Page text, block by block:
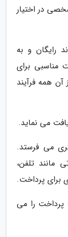
در اختیار
رایگان و به
مناسبی برای
همه فرآیند
می فرستد.
مانند تلفن،
برای پرداخت.
پرداخت را می